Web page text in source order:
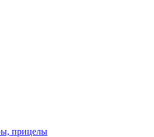
прицелы